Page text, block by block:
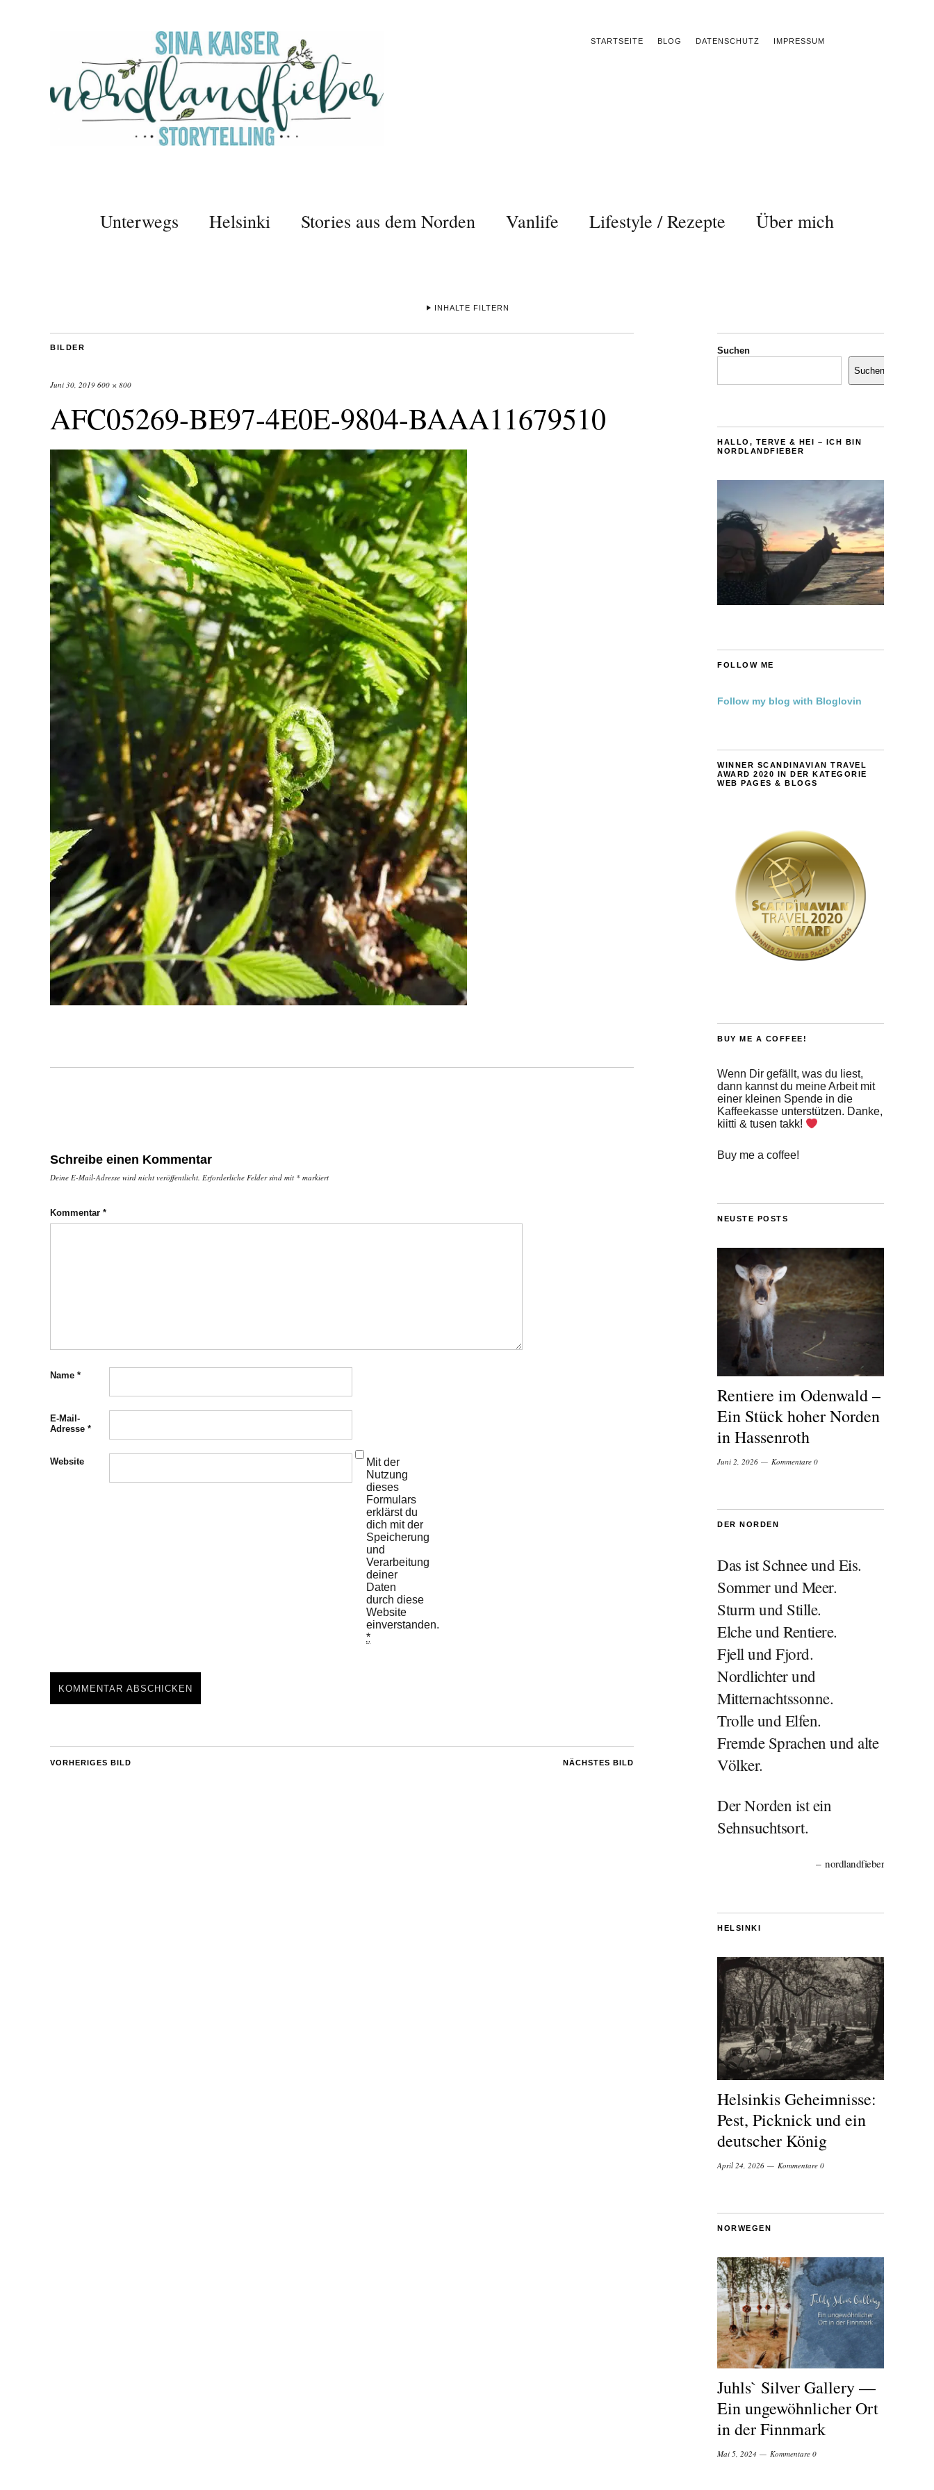
STARTSEITE BLOG DATENSCHUTZ IMPRESSUM
Unterwegs Helsinki Stories aus dem Norden Vanlife Lifestyle / Rezepte Über mich
INHALTE FILTERN
BILDER
Juni 30, 2019 600 × 800
AFC05269-BE97-4E0E-9804-BAAA11679510
Schreibe einen Kommentar
Deine E-Mail-Adresse wird nicht veröffentlicht. Erforderliche Felder sind mit * markiert
Kommentar *
Name *
E-Mail-
Adresse *
Website
Mit der
Nutzung
dieses
Formulars
erklärst du
dich mit der
Speicherung
und
Verarbeitung
deiner
Daten
durch diese
Website
einverstanden.
*
NÄCHSTES BILD
VORHERIGES BILD
Suchen
Suchen
HALLO, TERVE & HEI – ICH BIN
NORDLANDFIEBER
FOLLOW ME
Follow my blog with Bloglovin
WINNER SCANDINAVIAN TRAVEL
AWARD 2020 IN DER KATEGORIE
WEB PAGES & BLOGS
BUY ME A COFFEE!
Wenn Dir gefällt, was du liest,
dann kannst du meine Arbeit mit
einer kleinen Spende in die
Kaffeekasse unterstützen. Danke,
kiitti & tusen takk!
Buy me a coffee!
NEUSTE POSTS
Rentiere im Odenwald –
Ein Stück hoher Norden
in Hassenroth
Juni 2, 2026 Kommentare 0
DER NORDEN
Das ist Schnee und Eis.
Sommer und Meer.
Sturm und Stille.
Elche und Rentiere.
Fjell und Fjord.
Nordlichter und
Mitternachtssonne.
Trolle und Elfen.
Fremde Sprachen und alte
Völker.
Der Norden ist ein
Sehnsuchtsort.
nordlandfieber
HELSINKI
Helsinkis Geheimnisse:
Pest, Picknick und ein
deutscher König
April 24, 2026 Kommentare 0
NORWEGEN
Juhls` Silver Gallery —
Ein ungewöhnlicher Ort
in der Finnmark
Mai 5, 2024 Kommentare 0